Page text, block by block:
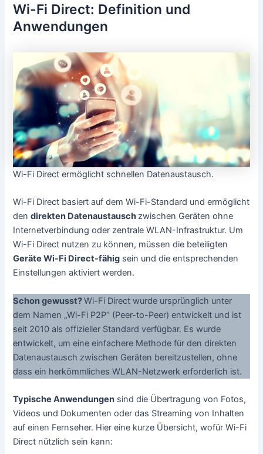
Wi-Fi Direct: Definition und
Anwendungen
Wi-Fi Direct ermöglicht schnellen Datenaustausch.
Wi-Fi Direct basiert auf dem Wi-Fi-Standard und ermöglicht
dendirekten Datenaustauschzwischen Geräten ohne
Internetverbindung oder zentrale WLAN-Infrastruktur. Um
Wi-Fi Direct nutzen zu können, müssen die beteiligten
Geräte Wi-Fi Direct-fähig sein und die entsprechenden
Einstellungen aktiviert werden.
Schon gewusst?Wi-Fi Direct wurde ursprünglich unter
dem Namen „Wi-Fi P2P“ (Peer-to-Peer) entwickelt und ist
seit 2010 als offizieller Standard verfügbar. Es wurde
entwickelt, um eine einfachere Methode für den direkten
Datenaustausch zwischen Geräten bereitzustellen, ohne
dass ein herkömmliches WLAN-Netzwerk erforderlich ist.
Typische Anwendungen sind die Übertragung von Fotos,
Videos und Dokumenten oder das Streaming von Inhalten
auf einen Fernseher. Hier eine kurze Übersicht, wofür Wi-Fi
Direct nützlich sein kann: